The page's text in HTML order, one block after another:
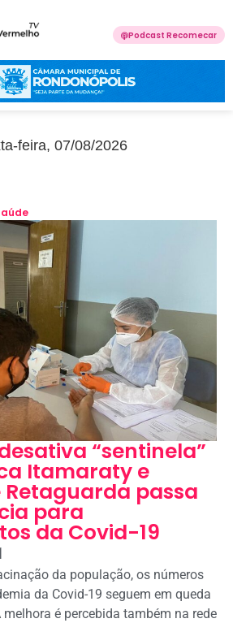
Podcast Recomecar
feira, 07/08/2026
“sentinela”
Itamaraty e
Retaguarda passa
para
da Covid-19
da população, os números
da Covid-19 seguem em queda
é percebida também na rede